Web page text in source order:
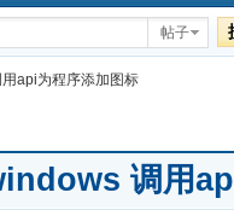
帖子
api为程序添加图标
调用